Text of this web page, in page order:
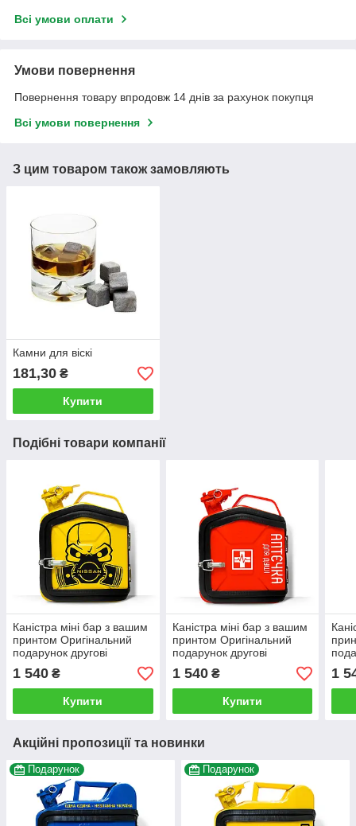
Всі умови оплати
Умови повернення
Повернення товару впродовж 14 днів за рахунок покупця
Всі умови повернення
З цим товаром також замовляють
Камни для віскі
181,30 ₴
Купити
Подібні товари компанії
Каністра міні бар з вашим
принтом Оригінальний
подарунок другові
автолюбителю для гаража
1 540 ₴
Купити
Каністра міні бар з вашим
принтом Оригінальний
подарунок другові
автолюбителю для гаража
1 540₴
Купити
1
Акційні пропозиції та новинки
Подарунок Подарунок